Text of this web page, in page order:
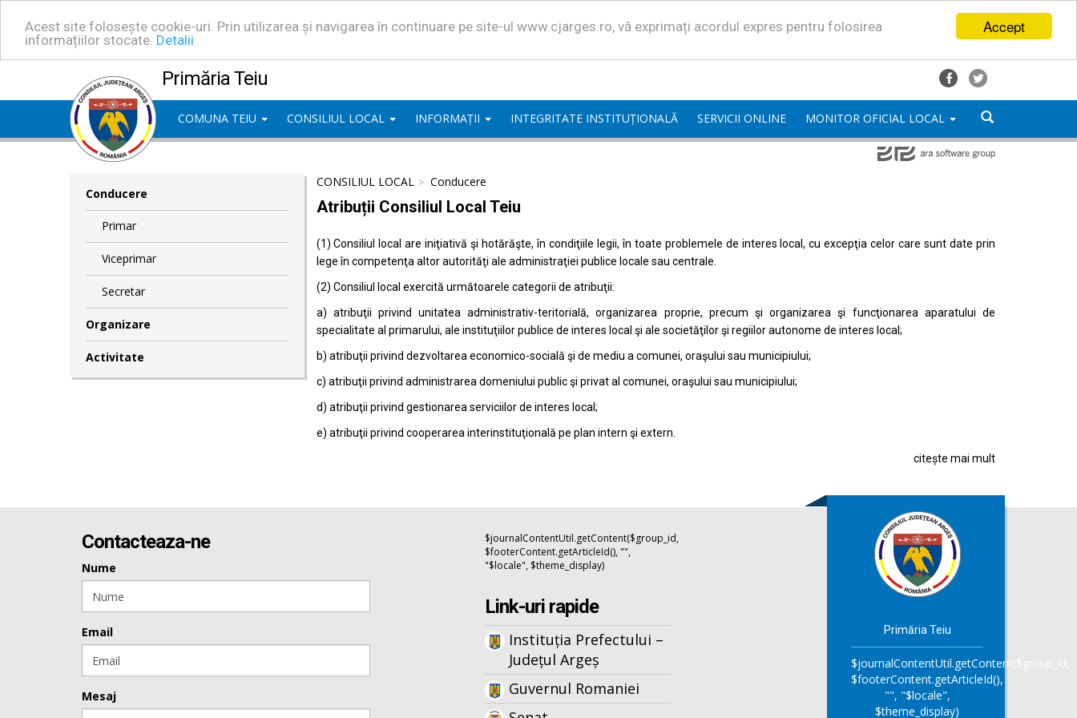
Accept
Acest site folosește cookie-uri. Prin utilizarea și navigarea în continuare pe site-ul www.cjarges.ro, vă exprimați acordul expres pentru folosirea
informațiilor stocate. Detalii
Primăria Teiu
COMUNA TEIU CONSILIUL LOCAL INFORMAȚII INTEGRITATE INSTITUȚIONALĂ SERVICII ONLINE MONITOR OFICIAL LOCAL
Conducere
Primar
Viceprimar
Secretar
Organizare
Activitate
CONSILIUL LOCAL Conducere
Atribuții Consiliul Local Teiu
(1) Consiliul local are iniţiativă şi hotărăşte, în condiţiile legii, în toate problemele de interes local, cu excepţia celor care sunt date prin
lege în competenţa altor autorităţi ale administraţiei publice locale sau centrale.
(2) Consiliul local exercită următoarele categorii de atribuţii:
a) atribuţii privind unitatea administrativ-teritorială, organizarea proprie, precum şi organizarea şi funcţionarea aparatului de
specialitate al primarului, ale instituţiilor publice de interes local şi ale societăţilor şi regiilor autonome de interes local;
b) atribuţii privind dezvoltarea economico-socială şi de mediu a comunei, oraşului sau municipiului;
c) atribuţii privind administrarea domeniului public şi privat al comunei, oraşului sau municipiului;
d) atribuţii privind gestionarea serviciilor de interes local;
e) atribuţii privind cooperarea interinstituţională pe plan intern şi extern.
citește mai mult
Contacteaza-ne
Nume
Email
Mesaj
$journalContentUtil.getContent($group_id,
$footerContent.getArticleId(), "",
"$locale", $theme_display)
Link-uri rapide
Instituția Prefectului –
Județul Argeș
Guvernul Romaniei
Primăria Teiu
$journalContentUtil.getContent($group_id,
$footerContent.getArticleId(),
"", "$locale",
$theme_display)